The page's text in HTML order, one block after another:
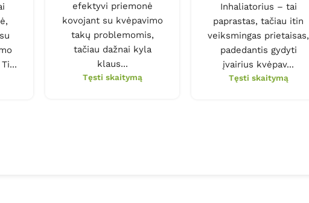
efektyvi priemonė
kovojant su kvėpavimo
takų problemomis,
tačiau dažnai kyla
klaus...
Tęsti skaitymą
Inhaliatorius – tai
paprastas, tačiau itin
veiksmingas prietaisas,
padedantis gydyti
įvairius kvėpav...
Tęsti skaitymą